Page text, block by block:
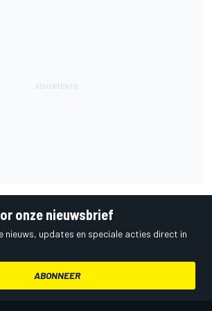
onze nieuwsbrief
nieuws, updates en speciale acties direct in
ABONNEER